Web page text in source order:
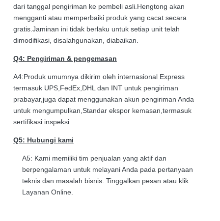
dari tanggal pengiriman ke pembeli asli.Hengtong akan
mengganti atau memperbaiki produk yang cacat secara
gratis.Jaminan ini tidak berlaku untuk setiap unit telah
dimodifikasi, disalahgunakan, diabaikan.
Q4: Pengiriman & pengemasan
A4:Produk umumnya dikirim oleh internasional Express
termasuk UPS,FedEx,DHL dan INT untuk pengiriman
prabayar,juga dapat menggunakan akun pengiriman Anda
untuk mengumpulkan,Standar ekspor kemasan,termasuk
sertifikasi inspeksi.
Q5: Hubungi kami
A5: Kami memiliki tim penjualan yang aktif dan
berpengalaman untuk melayani Anda pada pertanyaan
teknis dan masalah bisnis. Tinggalkan pesan atau klik
Layanan Online.